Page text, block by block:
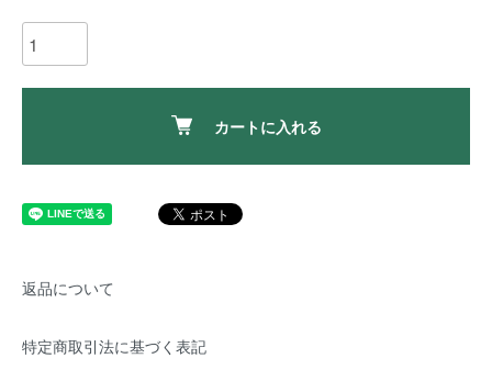
カートに入れる
返品について
特定商取引法に基づく表記